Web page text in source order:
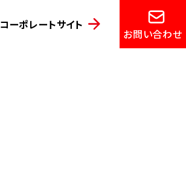
コーポレートサイト
お問い合わせ